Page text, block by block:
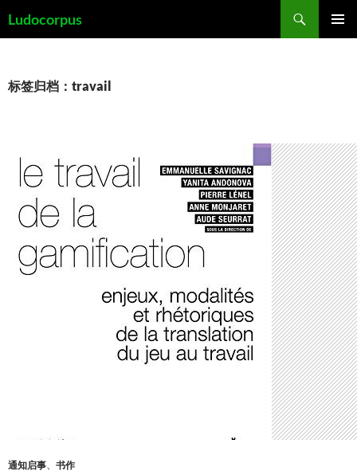
至Ludocorpus
索
标签归档：travail
通知启事、 书作